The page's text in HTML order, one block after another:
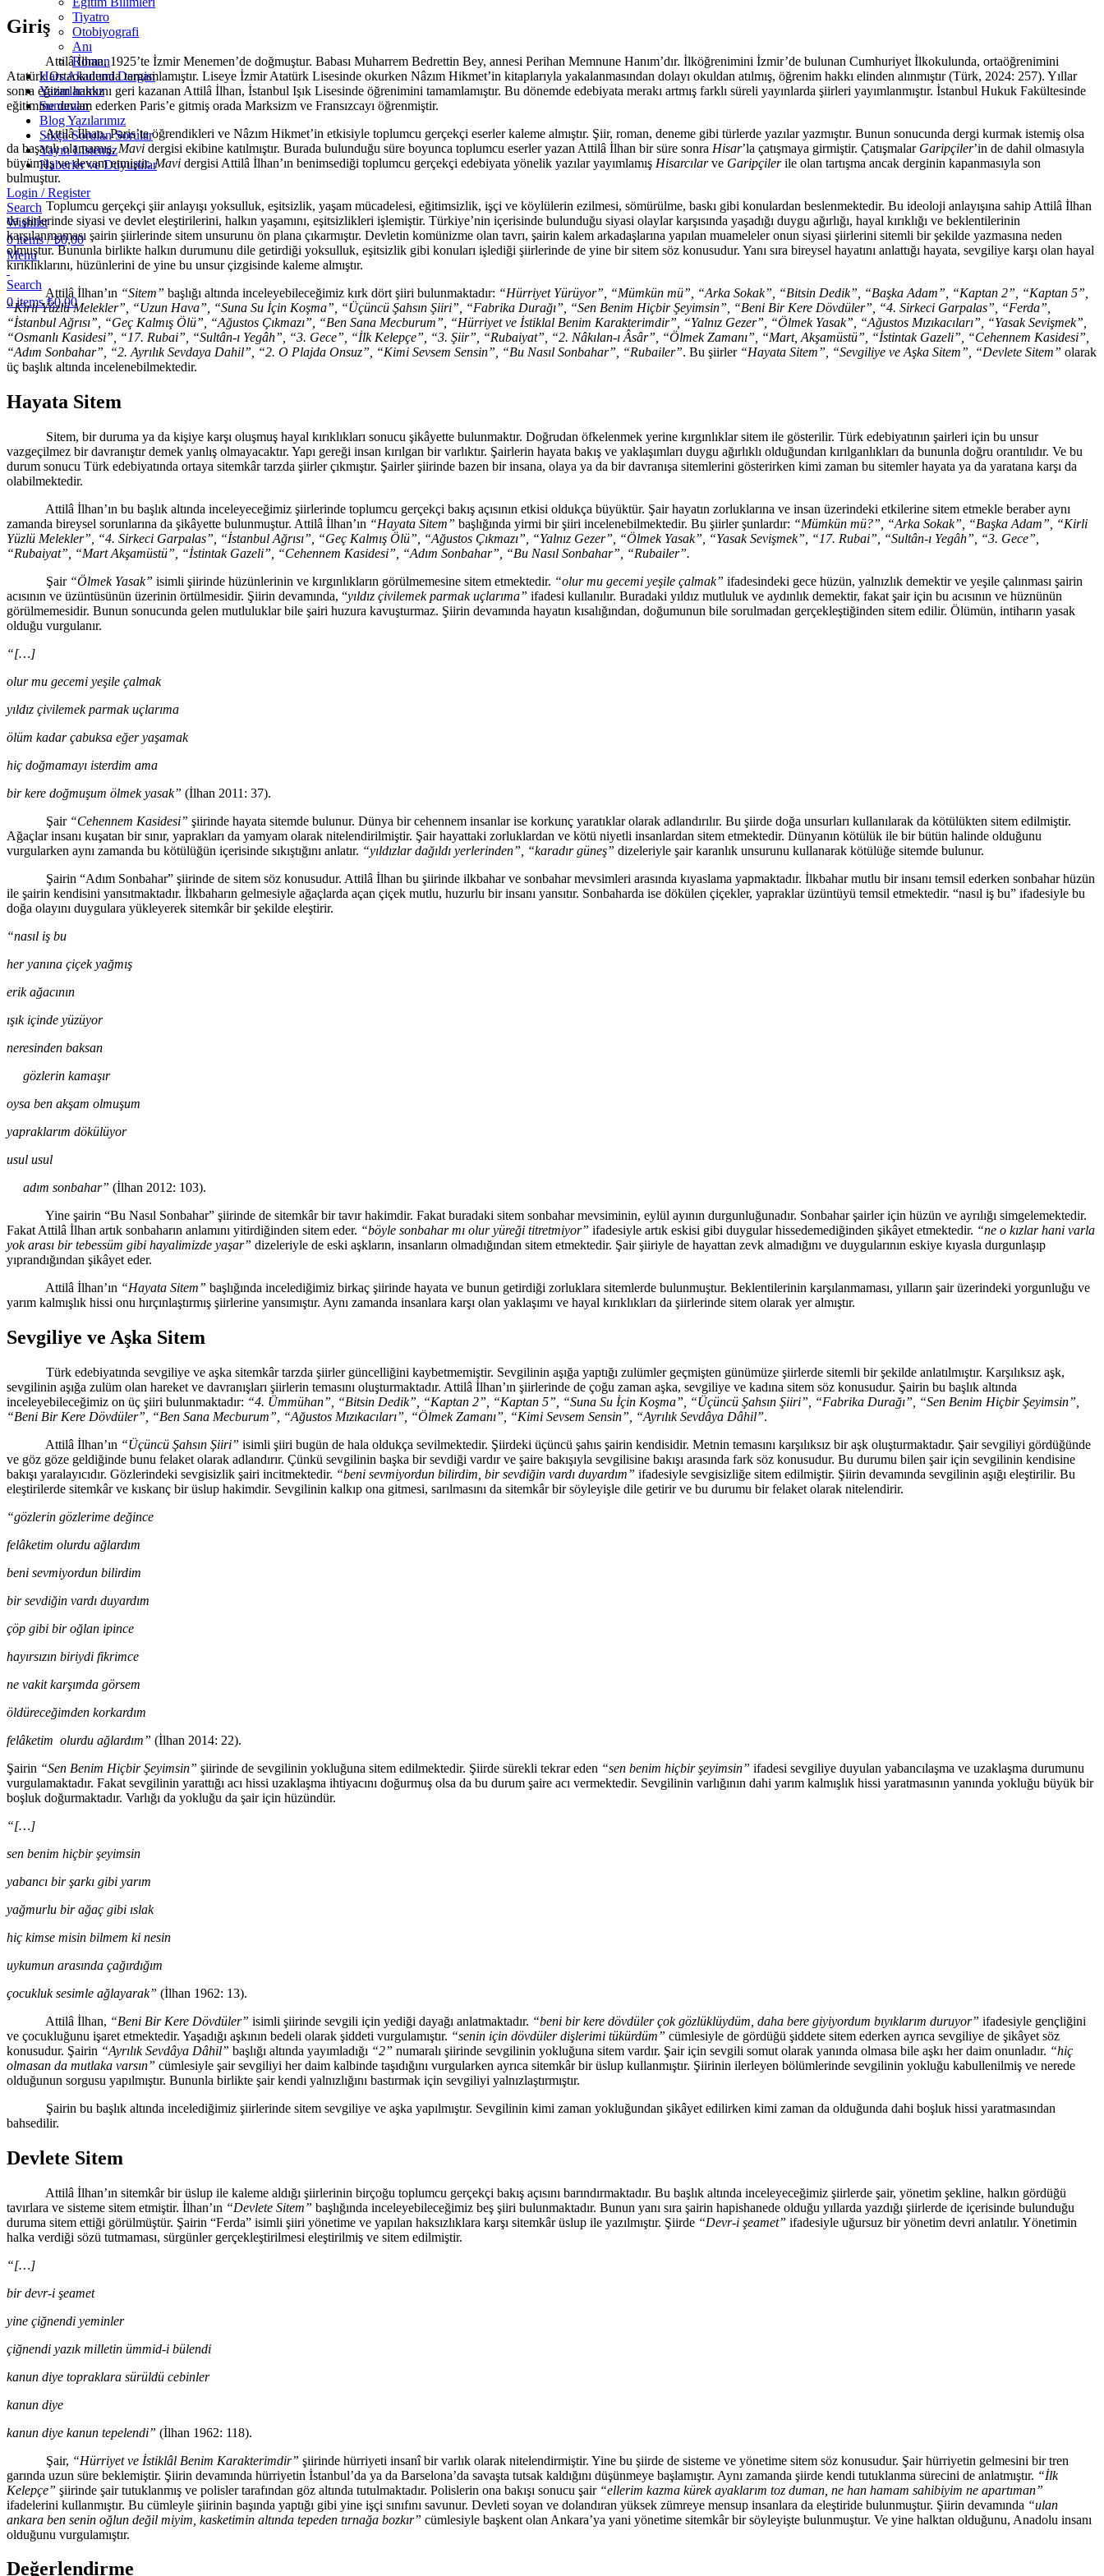
Tiyatro
Otobiyografi
Anı
Roman
Hars Akademi Dergisi
Yazarlarımız
Sunumlar
Blog Yazılarımız
Sıkça Sorulan Sorular
Yayın Listemiz
Haberler ve Duyurular
Login / Register
Search
Wishlist
0items / ₺0,00
Menu
Search
0items ₺0,00
Giriş
Attilâ İlhan, 1925’te İzmir Menemen’de doğmuştur. Babası Muharrem Bedrettin Bey, annesi Perihan Memnune Hanım’dır. İlköğrenimini İzmir’de bulunan Cumhuriyet İlkokulunda, ortaöğrenimini
Atatürk Ortaokulunda tamamlamıştır. Liseye İzmir Atatürk Lisesinde okurken Nâzım Hikmet’in kitaplarıyla yakalanmasından dolayı okuldan atılmış, öğrenim hakkı elinden alınmıştır (Türk, 2024: 257). Yıllar
sonra eğitim hakkını geri kazanan Attilâ İlhan, İstanbul Işık Lisesinde öğrenimini tamamlamıştır. Bu dönemde edebiyata merakı artmış farklı süreli yayınlarda şiirleri yayımlanmıştır. İstanbul Hukuk Fakültesinde
eğitimine devam ederken Paris’e gitmiş orada Marksizm ve Fransızcayı öğrenmiştir.
Attilâ İlhan, Paris’te öğrendikleri ve Nâzım Hikmet’in etkisiyle toplumcu gerçekçi eserler kaleme almıştır. Şiir, roman, deneme gibi türlerde yazılar yazmıştır. Bunun sonucunda dergi kurmak istemiş olsa
da başarılı olamamış,Mavi dergisi ekibine katılmıştır. Burada bulunduğu süre boyunca toplumcu eserler yazan Attilâ İlhan bir süre sonra Hisar’la çatışmaya girmiştir. Çatışmalar Garipçiler’in de dahil olmasıyla
büyümüş ve devam etmiştir.Mavi dergisi Attilâ İlhan’ın benimsediği toplumcu gerçekçi edebiyata yönelik yazılar yayımlamış Hisarcılarve Garipçilerile olan tartışma ancak derginin kapanmasıyla son
bulmuştur.
Toplumcu gerçekçi şiir anlayışı yoksulluk, eşitsizlik, yaşam mücadelesi, eğitimsizlik, işçi ve köylülerin ezilmesi, sömürülme, baskı gibi konulardan beslenmektedir. Bu ideoloji anlayışına sahip Attilâ İlhan
da şiirlerinde siyasi ve devlet eleştirilerini, halkın yaşamını, eşitsizlikleri işlemiştir. Türkiye’nin içerisinde bulunduğu siyasi olaylar karşısında yaşadığı duygu ağırlığı, hayal kırıklığı ve beklentilerinin
karşılanmaması şairin şiirlerinde sitem unsurunu ön plana çıkarmıştır. Devletin komünizme olan tavrı, şairin kalem arkadaşlarına yapılan muameleler onun siyasi şiirlerini sitemli bir şekilde yazmasına neden
olmuştur. Bununla birlikte halkın durumunu dile getirdiği yoksulluk, eşitsizlik gibi konuları işlediği şiirlerinde de yine bir sitem söz konusudur. Yanı sıra bireysel hayatını anlattığı hayata, sevgiliye karşı olan hayal
kırıklıklarını, hüzünlerini de yine bu unsur çizgisinde kaleme almıştır.
Attilâ İlhan’ın “Sitem” başlığı altında inceleyebileceğimiz kırk dört şiiri bulunmaktadır: “Hürriyet Yürüyor”, “Mümkün mü”, “Arka Sokak”, “Bitsin Dedik”, “Başka Adam”, “Kaptan 2”, “Kaptan 5”,
“Kirli Yüzlü Melekler”, “Uzun Hava”, “Suna Su İçin Koşma”, “Üçüncü Şahsın Şiiri”, “Fabrika Durağı”, “Sen Benim Hiçbir Şeyimsin”, “Beni Bir Kere Dövdüler”, “4. Sirkeci Garpalas”, “Ferda”,
“İstanbul Ağrısı”, “Geç Kalmış Ölü”, “Ağustos Çıkmazı”, “Ben Sana Mecburum”, “Hürriyet ve İstiklal Benim Karakterimdir”, “Yalnız Gezer”, “Ölmek Yasak”, “Ağustos Mızıkacıları”, “Yasak Sevişmek”,
“Osmanlı Kasidesi”, “17. Rubai”, “Sultân-ı Yegâh”, “3. Gece”, “İlk Kelepçe”, “3. Şiir”, “Rubaiyat”, “2. Nâkılan-ı Âsâr”, “Ölmek Zamanı”, “Mart, Akşamüstü”, “İstintak Gazeli”, “Cehennem Kasidesi”,
“Adım Sonbahar”, “2. Ayrılık Sevdaya Dahil”, “2. O Plajda Onsuz”, “Kimi Sevsem Sensin”, “Bu Nasıl Sonbahar”, “Rubailer”. Bu şiirler “Hayata Sitem”, “Sevgiliye ve Aşka Sitem”, “Devlete Sitem” olarak
üç başlık altında incelenebilmektedir.
Hayata Sitem
Sitem, bir duruma ya da kişiye karşı oluşmuş hayal kırıklıkları sonucu şikâyette bulunmaktır. Doğrudan öfkelenmek yerine kırgınlıklar sitem ile gösterilir. Türk edebiyatının şairleri için bu unsur
vazgeçilmez bir davranıştır demek yanlış olmayacaktır. Yapı gereği insan kırılgan bir varlıktır. Şairlerin hayata bakış ve yaklaşımları duygu ağırlıklı olduğundan kırılganlıkları da bununla doğru orantılıdır. Ve bu
durum sonucu Türk edebiyatında ortaya sitemkâr tarzda şiirler çıkmıştır. Şairler şiirinde bazen bir insana, olaya ya da bir davranışa sitemlerini gösterirken kimi zaman bu sitemler hayata ya da yaratana karşı da
olabilmektedir.
Attilâ İlhan’ın bu başlık altında inceleyeceğimiz şiirlerinde toplumcu gerçekçi bakış açısının etkisi oldukça büyüktür. Şair hayatın zorluklarına ve insan üzerindeki etkilerine sitem etmekle beraber aynı
zamanda bireysel sorunlarına da şikâyette bulunmuştur. Attilâ İlhan’ın “Hayata Sitem” başlığında yirmi bir şiiri incelenebilmektedir. Bu şiirler şunlardır: “Mümkün mü?”, “Arka Sokak”, “Başka Adam”, “Kirli
Yüzlü Melekler”, “4. Sirkeci Garpalas”, “İstanbul Ağrısı”, “Geç Kalmış Ölü”, “Ağustos Çıkmazı”, “Yalnız Gezer”, “Ölmek Yasak”, “Yasak Sevişmek”, “17. Rubai”, “Sultân-ı Yegâh”, “3. Gece”,
“Rubaiyat”, “Mart Akşamüstü”, “İstintak Gazeli”, “Cehennem Kasidesi”, “Adım Sonbahar”, “Bu Nasıl Sonbahar”, “Rubailer”.
Şair “Ölmek Yasak” isimli şiirinde hüzünlerinin ve kırgınlıkların görülmemesine sitem etmektedir. “olur mu gecemi yeşile çalmak” ifadesindeki gece hüzün, yalnızlık demektir ve yeşile çalınması şairin
acısının ve üzüntüsünün üzerinin örtülmesidir. Şiirin devamında, “yıldız çivilemek parmak uçlarıma” ifadesi kullanılır. Buradaki yıldız mutluluk ve aydınlık demektir, fakat şair için bu acısının ve hüznünün
görülmemesidir. Bunun sonucunda gelen mutluluklar bile şairi huzura kavuşturmaz. Şiirin devamında hayatın kısalığından, doğumunun bile sorulmadan gerçekleştiğinden sitem edilir. Ölümün, intiharın yasak
olduğu vurgulanır.
“[…]
olur mu gecemi yeşile çalmak
yıldız çivilemek parmak uçlarıma
ölüm kadar çabuksa eğer yaşamak
hiç doğmamayı isterdim ama
bir kere doğmuşum ölmek yasak” (İlhan 2011: 37).
Şair “Cehennem Kasidesi” şiirinde hayata sitemde bulunur. Dünya bir cehennem insanlar ise korkunç yaratıklar olarak adlandırılır. Bu şiirde doğa unsurları kullanılarak da kötülükten sitem edilmiştir.
Ağaçlar insanı kuşatan bir sınır, yaprakları da yamyam olarak nitelendirilmiştir. Şair hayattaki zorluklardan ve kötü niyetli insanlardan sitem etmektedir. Dünyanın kötülük ile bir bütün halinde olduğunu
vurgularken aynı zamanda bu kötülüğün içerisinde sıkıştığını anlatır. “yıldızlar dağıldı yerlerinden”, “karadır güneş” dizeleriyle şair karanlık unsurunu kullanarak kötülüğe sitemde bulunur.
Şairin “Adım Sonbahar” şiirinde de sitem söz konusudur. Attilâ İlhan bu şiirinde ilkbahar ve sonbahar mevsimleri arasında kıyaslama yapmaktadır. İlkbahar mutlu bir insanı temsil ederken sonbahar hüzün
ile şairin kendisini yansıtmaktadır. İlkbaharın gelmesiyle ağaçlarda açan çiçek mutlu, huzurlu bir insanı yansıtır. Sonbaharda ise dökülen çiçekler, yapraklar üzüntüyü temsil etmektedir. “nasıl iş bu” ifadesiyle bu
doğa olayını duygulara yükleyerek sitemkâr bir şekilde eleştirir.
“nasıl iş bu
her yanına çiçek yağmış
erik ağacının
ışık içinde yüzüyor
neresinden baksan
gözlerin kamaşır
oysa ben akşam olmuşum
yapraklarım dökülüyor
usul usul
adım sonbahar” (İlhan 2012: 103).
Yine şairin “Bu Nasıl Sonbahar” şiirinde de sitemkâr bir tavır hakimdir. Fakat buradaki sitem sonbahar mevsiminin, eylül ayının durgunluğunadır. Sonbahar şairler için hüzün ve ayrılığı simgelemektedir.
Fakat Attilâ İlhan artık sonbaharın anlamını yitirdiğinden sitem eder. “böyle sonbahar mı olur yüreği titretmiyor” ifadesiyle artık eskisi gibi duygular hissedemediğinden şikâyet etmektedir. “ne o kızlar hani varla
yok arası bir tebessüm gibi hayalimizde yaşar” dizeleriyle de eski aşkların, insanların olmadığından sitem etmektedir. Şair şiiriyle de hayattan zevk almadığını ve duygularının eskiye kıyasla durgunlaşıp
yıprandığından şikâyet eder.
Attilâ İlhan’ın “Hayata Sitem” başlığında incelediğimiz birkaç şiirinde hayata ve bunun getirdiği zorluklara sitemlerde bulunmuştur. Beklentilerinin karşılanmaması, yılların şair üzerindeki yorgunluğu ve
yarım kalmışlık hissi onu hırçınlaştırmış şiirlerine yansımıştır. Aynı zamanda insanlara karşı olan yaklaşımı ve hayal kırıklıkları da şiirlerinde sitem olarak yer almıştır.
Sevgiliye ve Aşka Sitem
Türk edebiyatında sevgiliye ve aşka sitemkâr tarzda şiirler güncelliğini kaybetmemiştir. Sevgilinin aşığa yaptığı zulümler geçmişten günümüze şiirlerde sitemli bir şekilde anlatılmıştır. Karşılıksız aşk,
sevgilinin aşığa zulüm olan hareket ve davranışları şiirlerin temasını oluşturmaktadır. Attilâ İlhan’ın şiirlerinde de çoğu zaman aşka, sevgiliye ve kadına sitem söz konusudur. Şairin bu başlık altında
inceleyebileceğimiz on üç şiiri bulunmaktadır: “4. Ümmühan”, “Bitsin Dedik”, “Kaptan 2”, “Kaptan 5”, “Suna Su İçin Koşma”, “Üçüncü Şahsın Şiiri”, “Fabrika Durağı”, “Sen Benim Hiçbir Şeyimsin”,
“Beni Bir Kere Dövdüler”, “Ben Sana Mecburum”, “Ağustos Mızıkacıları”, “Ölmek Zamanı”, “Kimi Sevsem Sensin”, “Ayrılık Sevdâya Dâhil”.
Attilâ İlhan’ın “Üçüncü Şahsın Şiiri” isimli şiiri bugün de hala oldukça sevilmektedir. Şiirdeki üçüncü şahıs şairin kendisidir. Metnin temasını karşılıksız bir aşk oluşturmaktadır. Şair sevgiliyi gördüğünde
ve göz göze geldiğinde bunu felaket olarak adlandırır. Çünkü sevgilinin başka bir sevdiği vardır ve şaire bakışıyla sevgilisine bakışı arasında fark söz konusudur. Bu durumu bilen şair için sevgilinin kendisine
bakışı yaralayıcıdır. Gözlerindeki sevgisizlik şairi incitmektedir. “beni sevmiyordun bilirdim, bir sevdiğin vardı duyardım” ifadesiyle sevgisizliğe sitem edilmiştir. Şiirin devamında sevgilinin aşığı eleştirilir. Bu
eleştirilerde sitemkâr ve kıskanç bir üslup hakimdir. Sevgilinin kalkıp ona gitmesi, sarılmasını da sitemkâr bir söyleyişle dile getirir ve bu durumu bir felaket olarak nitelendirir.
“gözlerin gözlerime değince
felâketim olurdu ağlardım
beni sevmiyordun bilirdim
bir sevdiğin vardı duyardım
çöp gibi bir oğlan ipince
hayırsızın biriydi fikrimce
ne vakit karşımda görsem
öldüreceğimden korkardım
felâketim olurdu ağlardım” (İlhan 2014: 22).
Şairin “Sen Benim Hiçbir Şeyimsin” şiirinde de sevgilinin yokluğuna sitem edilmektedir. Şiirde sürekli tekrar eden “sen benim hiçbir şeyimsin” ifadesi sevgiliye duyulan yabancılaşma ve uzaklaşma durumunu
vurgulamaktadır. Fakat sevgilinin yarattığı acı hissi uzaklaşma ihtiyacını doğurmuş olsa da bu durum şaire acı vermektedir. Sevgilinin varlığının dahi yarım kalmışlık hissi yaratmasının yanında yokluğu büyük bir
boşluk doğurmaktadır. Varlığı da yokluğu da şair için hüzündür.
“[…]
sen benim hiçbir şeyimsin
yabancı bir şarkı gibi yarım
yağmurlu bir ağaç gibi ıslak
hiç kimse misin bilmem ki nesin
uykumun arasında çağırdığım
çocukluk sesimle ağlayarak” (İlhan 1962: 13).
Attilâ İlhan, “Beni Bir Kere Dövdüler” isimli şiirinde sevgili için yediği dayağı anlatmaktadır. “beni bir kere dövdüler çok gözlüklüydüm, daha bere giyiyordum bıyıklarım duruyor” ifadesiyle gençliğini
ve çocukluğunu işaret etmektedir. Yaşadığı aşkının bedeli olarak şiddeti vurgulamıştır. “senin için dövdüler dişlerimi tükürdüm” cümlesiyle de gördüğü şiddete sitem ederken ayrıca sevgiliye de şikâyet söz
konusudur. Şairin “Ayrılık Sevdâya Dâhil” başlığı altında yayımladığı “2” numaralı şiirinde sevgilinin yokluğuna sitem vardır. Şair için sevgili somut olarak yanında olmasa bile aşkı her daim onunladır. “hiç
olmasan da mutlaka varsın” cümlesiyle şair sevgiliyi her daim kalbinde taşıdığını vurgularken ayrıca sitemkâr bir üslup kullanmıştır. Şiirinin ilerleyen bölümlerinde sevgilinin yokluğu kabullenilmiş ve nerede
olduğunun sorgusu yapılmıştır. Bununla birlikte şair kendi yalnızlığını bastırmak için sevgiliyi yalnızlaştırmıştır.
Şairin bu başlık altında incelediğimiz şiirlerinde sitem sevgiliye ve aşka yapılmıştır. Sevgilinin kimi zaman yokluğundan şikâyet edilirken kimi zaman da olduğunda dahi boşluk hissi yaratmasından
bahsedilir.
Devlete Sitem
Attilâ İlhan’ın sitemkâr bir üslup ile kaleme aldığı şiirlerinin birçoğu toplumcu gerçekçi bakış açısını barındırmaktadır. Bu başlık altında inceleyeceğimiz şiirlerde şair, yönetim şekline, halkın gördüğü
tavırlara ve sisteme sitem etmiştir. İlhan’ın “Devlete Sitem” başlığında inceleyebileceğimiz beş şiiri bulunmaktadır. Bunun yanı sıra şairin hapishanede olduğu yıllarda yazdığı şiirlerde de içerisinde bulunduğu
duruma sitem ettiği görülmüştür. Şairin “Ferda” isimli şiiri yönetime ve yapılan haksızlıklara karşı sitemkâr üslup ile yazılmıştır. Şiirde “Devr-i şeamet” ifadesiyle uğursuz bir yönetim devri anlatılır. Yönetimin
halka verdiği sözü tutmaması, sürgünler gerçekleştirilmesi eleştirilmiş ve sitem edilmiştir.
“[…]
bir devr-i şeamet
yine çiğnendi yeminler
çiğnendi yazık milletin ümmid-i bülendi
kanun diye topraklara sürüldü cebinler
kanun diye
kanun diye kanun tepelendi” (İlhan 1962: 118).
Şair, “Hürriyet ve İstiklâl Benim Karakterimdir” şiirinde hürriyeti insanî bir varlık olarak nitelendirmiştir. Yine bu şiirde de sisteme ve yönetime sitem söz konusudur. Şair hürriyetin gelmesini bir tren
garında uzun süre beklemiştir. Şiirin devamında hürriyetin İstanbul’da ya da Barselona’da savaşta tutsak kaldığını düşünmeye başlamıştır. Aynı zamanda şiirde kendi tutuklanma sürecini de anlatmıştır. “İlk
Kelepçe” şiirinde şair tutuklanmış ve polisler tarafından göz altında tutulmaktadır. Polislerin ona bakışı sonucu şair “ellerim kazma kürek ayaklarım toz duman, ne han hamam sahibiyim ne apartıman”
ifadelerini kullanmıştır. Bu cümleyle şiirinin başında yaptığı gibi yine işçi sınıfını savunur. Devleti soyan ve dolandıran yüksek zümreye mensup insanlara da eleştiride bulunmuştur. Şiirin devamında “ulan
ankara ben senin oğlun değil miyim, kasketimin altında tepeden tırnağa bozkır” cümlesiyle başkent olan Ankara’ya yani yönetime sitemkâr bir söyleyişte bulunmuştur. Ve yine halktan olduğunu, Anadolu insanı
olduğunu vurgulamıştır.
Değerlendirme